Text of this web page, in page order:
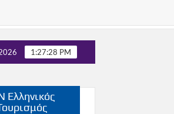
με τον Τομέα Τουρισμού του
1:27:29 PM
Ελληνικός